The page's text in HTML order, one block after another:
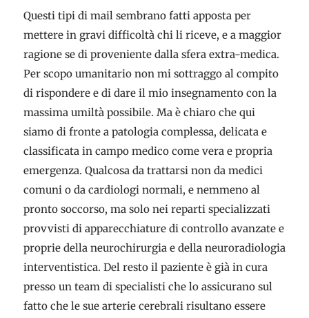
Questi tipi di mail sembrano fatti apposta per
mettere in gravi difficoltà chi li riceve, e a maggior
ragione se di proveniente dalla sfera extra-medica.
Per scopo umanitario non mi sottraggo al compito
di rispondere e di dare il mio insegnamento con la
massima umiltà possibile. Ma è chiaro che qui
siamo di fronte a patologia complessa, delicata e
classificata in campo medico come vera e propria
emergenza. Qualcosa da trattarsi non da medici
comuni o da cardiologi normali, e nemmeno al
pronto soccorso, ma solo nei reparti specializzati
provvisti di apparecchiature di controllo avanzate e
proprie della neurochirurgia e della neuroradiologia
interventistica. Del resto il paziente è già in cura
presso un team di specialisti che lo assicurano sul
fatto che le sue arterie cerebrali risultano essere